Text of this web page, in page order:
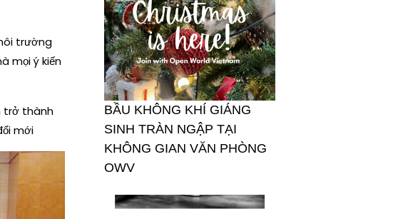
trường
mọi ý kiến
trở thành
mới
BẦU KHÔNG KHÍ GIÁNG
SINH TRÀN NGẬP TẠI
KHÔNG GIAN VĂN PHÒNG
OWV